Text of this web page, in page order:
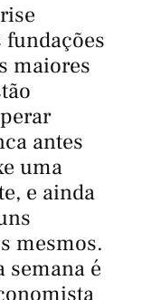
maiores
antes
uma
e ainda
mesmos.
semana é